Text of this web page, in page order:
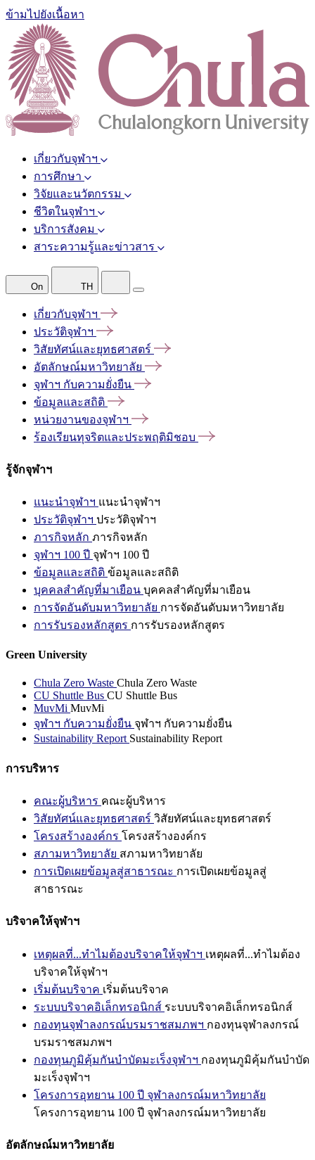
ข้ามไปยังเนื้อหา
เกี่ยวกับจุฬาฯ
การศึกษา
วิจัยและนวัตกรรม
ชีวิตในจุฬาฯ
บริการสังคม
สาระความรู้และข่าวสาร
On TH
เกี่ยวกับจุฬาฯ
ประวัติจุฬาฯ
วิสัยทัศน์และยุทธศาสตร์
อัตลักษณ์มหาวิทยาลัย
จุฬาฯ กับความยั่งยืน
ข้อมูลและสถิติ
หน่วยงานของจุฬาฯ
ร้องเรียนทุจริตและประพฤติมิชอบ
รู้จักจุฬาฯ
แนะนำจุฬาฯ แนะนำจุฬาฯ
ประวัติจุฬาฯ ประวัติจุฬาฯ
ภารกิจหลัก ภารกิจหลัก
จุฬาฯ 100 ปี จุฬาฯ 100 ปี
ข้อมูลและสถิติ ข้อมูลและสถิติ
บุคคลสำคัญที่มาเยือน บุคคลสำคัญที่มาเยือน
การจัดอันดับมหาวิทยาลัย การจัดอันดับมหาวิทยาลัย
การรับรองหลักสูตร การรับรองหลักสูตร
Green University
Chula Zero Waste Chula Zero Waste
CU Shuttle Bus CU Shuttle Bus
MuvMi MuvMi
จุฬาฯ กับความยั่งยืน จุฬาฯ กับความยั่งยืน
Sustainability Report Sustainability Report
การบริหาร
คณะผู้บริหาร คณะผู้บริหาร
วิสัยทัศน์และยุทธศาสตร์ วิสัยทัศน์และยุทธศาสตร์
โครงสร้างองค์กร โครงสร้างองค์กร
สภามหาวิทยาลัย สภามหาวิทยาลัย
การเปิดเผยข้อมูลสู่สาธารณะ การเปิดเผยข้อมูลสู่
สาธารณะ
บริจาคให้จุฬาฯ
เหตุผลที่...ทำไมต้องบริจาคให้จุฬาฯ เหตุผลที่...ทำไมต้อง
บริจาคให้จุฬาฯ
เริ่มต้นบริจาค เริ่มต้นบริจาค
ระบบบริจาคอิเล็กทรอนิกส์ ระบบบริจาคอิเล็กทรอนิกส์
กองทุนจุฬาลงกรณ์บรมราชสมภพฯ กองทุนจุฬาลงกรณ์
บรมราชสมภพฯ
กองทุนภูมิคุ้มกันบำบัดมะเร็งจุฬาฯ กองทุนภูมิคุ้มกันบำบัด
มะเร็งจุฬาฯ
โครงการอุทยาน 100 ปี จุฬาลงกรณ์มหาวิทยาลัย
โครงการอุทยาน 100 ปี จุฬาลงกรณ์มหาวิทยาลัย
อัตลักษณ์มหาวิทยาลัย